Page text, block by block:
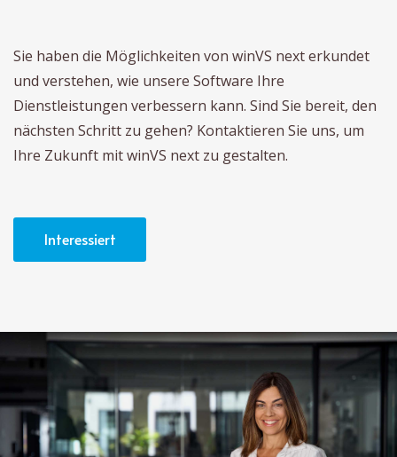
Sie haben die Möglichkeiten von winVS next erkundet
und verstehen, wie unsere Software Ihre
Dienstleistungen verbessern kann. Sind Sie bereit, den
nächsten Schritt zu gehen? Kontaktieren Sie uns, um
Ihre Zukunft mit winVS next zu gestalten.
Interessiert